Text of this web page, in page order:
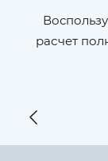
расчет